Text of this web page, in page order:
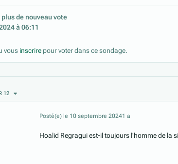
de nouveau vote
à 06:11
vous inscrire pour voter dans ce sondage.
12
Posté(e) le 10 septembre 20241 a
Hoalid Regragui est-il toujours l'homme de la